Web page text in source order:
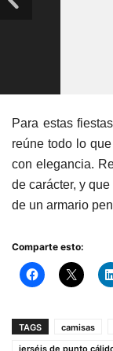
Para estas
reúne todo lo
con elegancia.
de carácter, y
de un armario
Comparte esto:
TAGS camisas
jerséis de punto